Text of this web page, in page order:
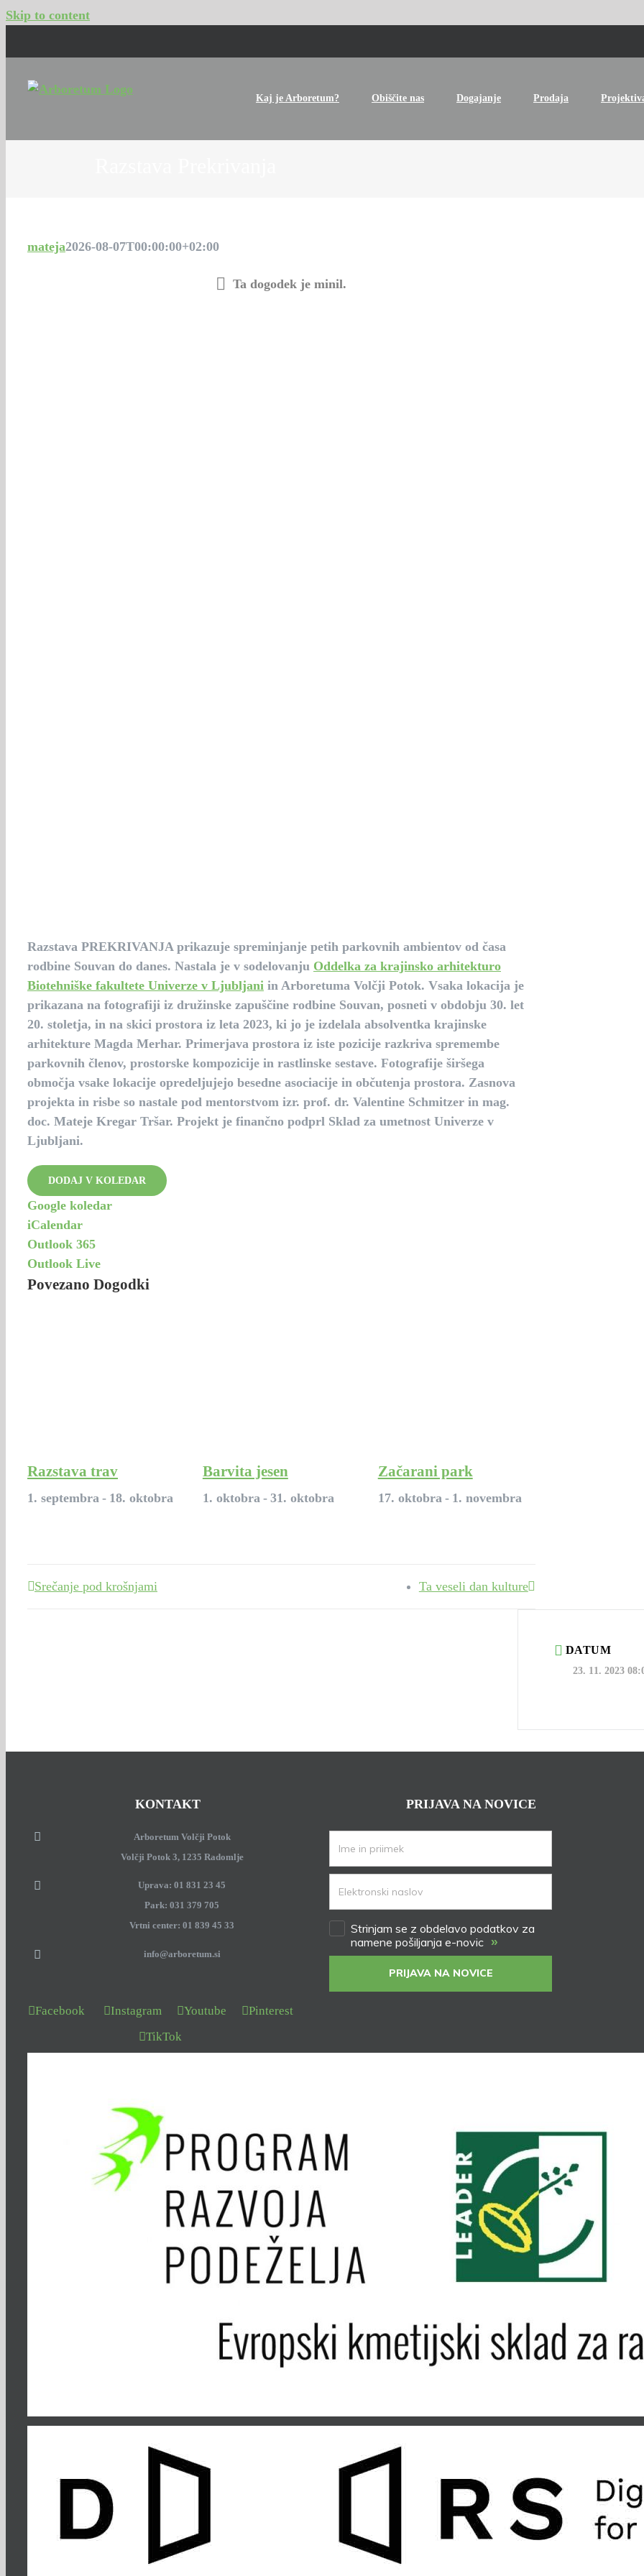
Skip to content
Kaj je Arboretum? Obiščite nas Dogajanje Prodaja
mateja2026-08-07T00:00:00+02:00
Ta dogodek je minil.
Razstava PREKRIVANJA prikazuje spreminjanje petih parkovnih ambientov od časa
rodbine Souvan do danes. Nastala je v sodelovanju Oddelka za krajinsko arhitekturo
Biotehniške fakultete Univerze v Ljubljaniin Arboretuma Volčji Potok. Vsaka lokacija je
prikazana na fotografiji iz družinske zapuščine rodbine Souvan, posneti v obdobju 30. let
20. stoletja, in na skici prostora iz leta 2023, ki jo je izdelala absolventka krajinske
arhitekture Magda Merhar. Primerjava prostora iz iste pozicije razkriva spremembe
parkovnih členov, prostorske kompozicije in rastlinske sestave. Fotografije širšega
območja vsake lokacije opredeljujejo besedne asociacije in občutenja prostora. Zasnova
projekta in risbe so nastale pod mentorstvom izr. prof. dr. Valentine Schmitzer in mag.
doc. Mateje Kregar Tršar. Projekt je finančno podprl Sklad za umetnost Univerze v
Ljubljani.
DODAJ V KOLEDAR
Google koledar
iCalendar
Outlook 365
Outlook Live
Povezano Dogodki
Razstava trav
1. septembra - 18. oktobra
Barvita jesen
1. oktobra - 31. oktobra
Začarani park
17. oktobra - 1. novembra
Srečanje pod krošnjami Ta veseli dan kulture
DATUM
23. 11. 2023
KONTAKT
Arboretum Volčji Potok
Volčji Potok 3, 1235 Radomlje
Uprava: 01 831 23 45
Park: 031 379 705
Vrtni center: 01 839 45 33
info@arboretum.si
PRIJAVA NA NOVICE
Strinjam se z obdelavo podatkov za
namene pošiljanja e-novic »
PRIJAVA NA NOVICE
Facebook Instagram Youtube
Pinterest
TikTok